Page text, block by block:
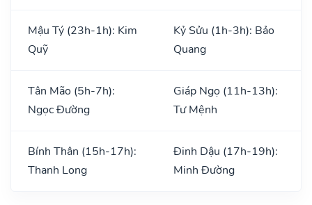
Mậu Tý (23h-1h): Kim
Quỹ
Kỷ Sửu (1h-3h): Bảo
Quang
Tân Mão (5h-7h):
Ngọc Đường
Giáp Ngọ (11h-13h):
Tư Mệnh
Bính Thân (15h-17h):
Thanh Long
Đinh Dậu (17h-19h):
Minh Đường